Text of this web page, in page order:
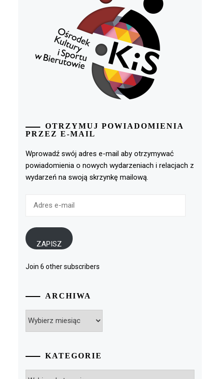
OTRZYMUJ POWIADOMIENIA
PRZEZ E-MAIL
Wprowadź swój adres e-mail aby otrzymywać
powiadomienia o nowych wydarzeniach i relacjach z
wydarzeń na swoją skrzynkę mailową.
ZAPISZ
Join 6 other subscribers
ARCHIWA
KATEGORIE